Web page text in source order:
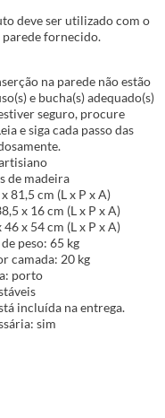
deve ser utilizado com o
fornecido.
na parede não estão
e bucha(s) adequado(s)
seguro, procure
e siga cada passo das
de madeira
81,5 cm (L x P x A)
x 16 cm (L x P x A)
x 54 cm (L x P x A)
peso: 65 kg
camada: 20 kg
porto
incluída na entrega.
sim